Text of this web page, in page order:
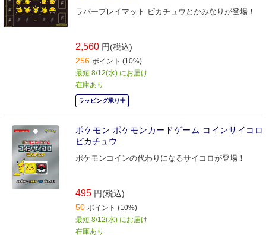
ラバープレイマット ピカチュウとかみなりが登場！
2,560 円(税込)
256 ポイント (10%)
最短 8/12(水) にお届け
在庫あり
ラッピング承り中
ポケモン ポケモンカードゲーム コインサイコロ
ピカチュウ
ポケモンコインの代わりになるサイコロが登場！
495 円(税込)
50 ポイント (10%)
最短 8/12(水) にお届け
在庫あり